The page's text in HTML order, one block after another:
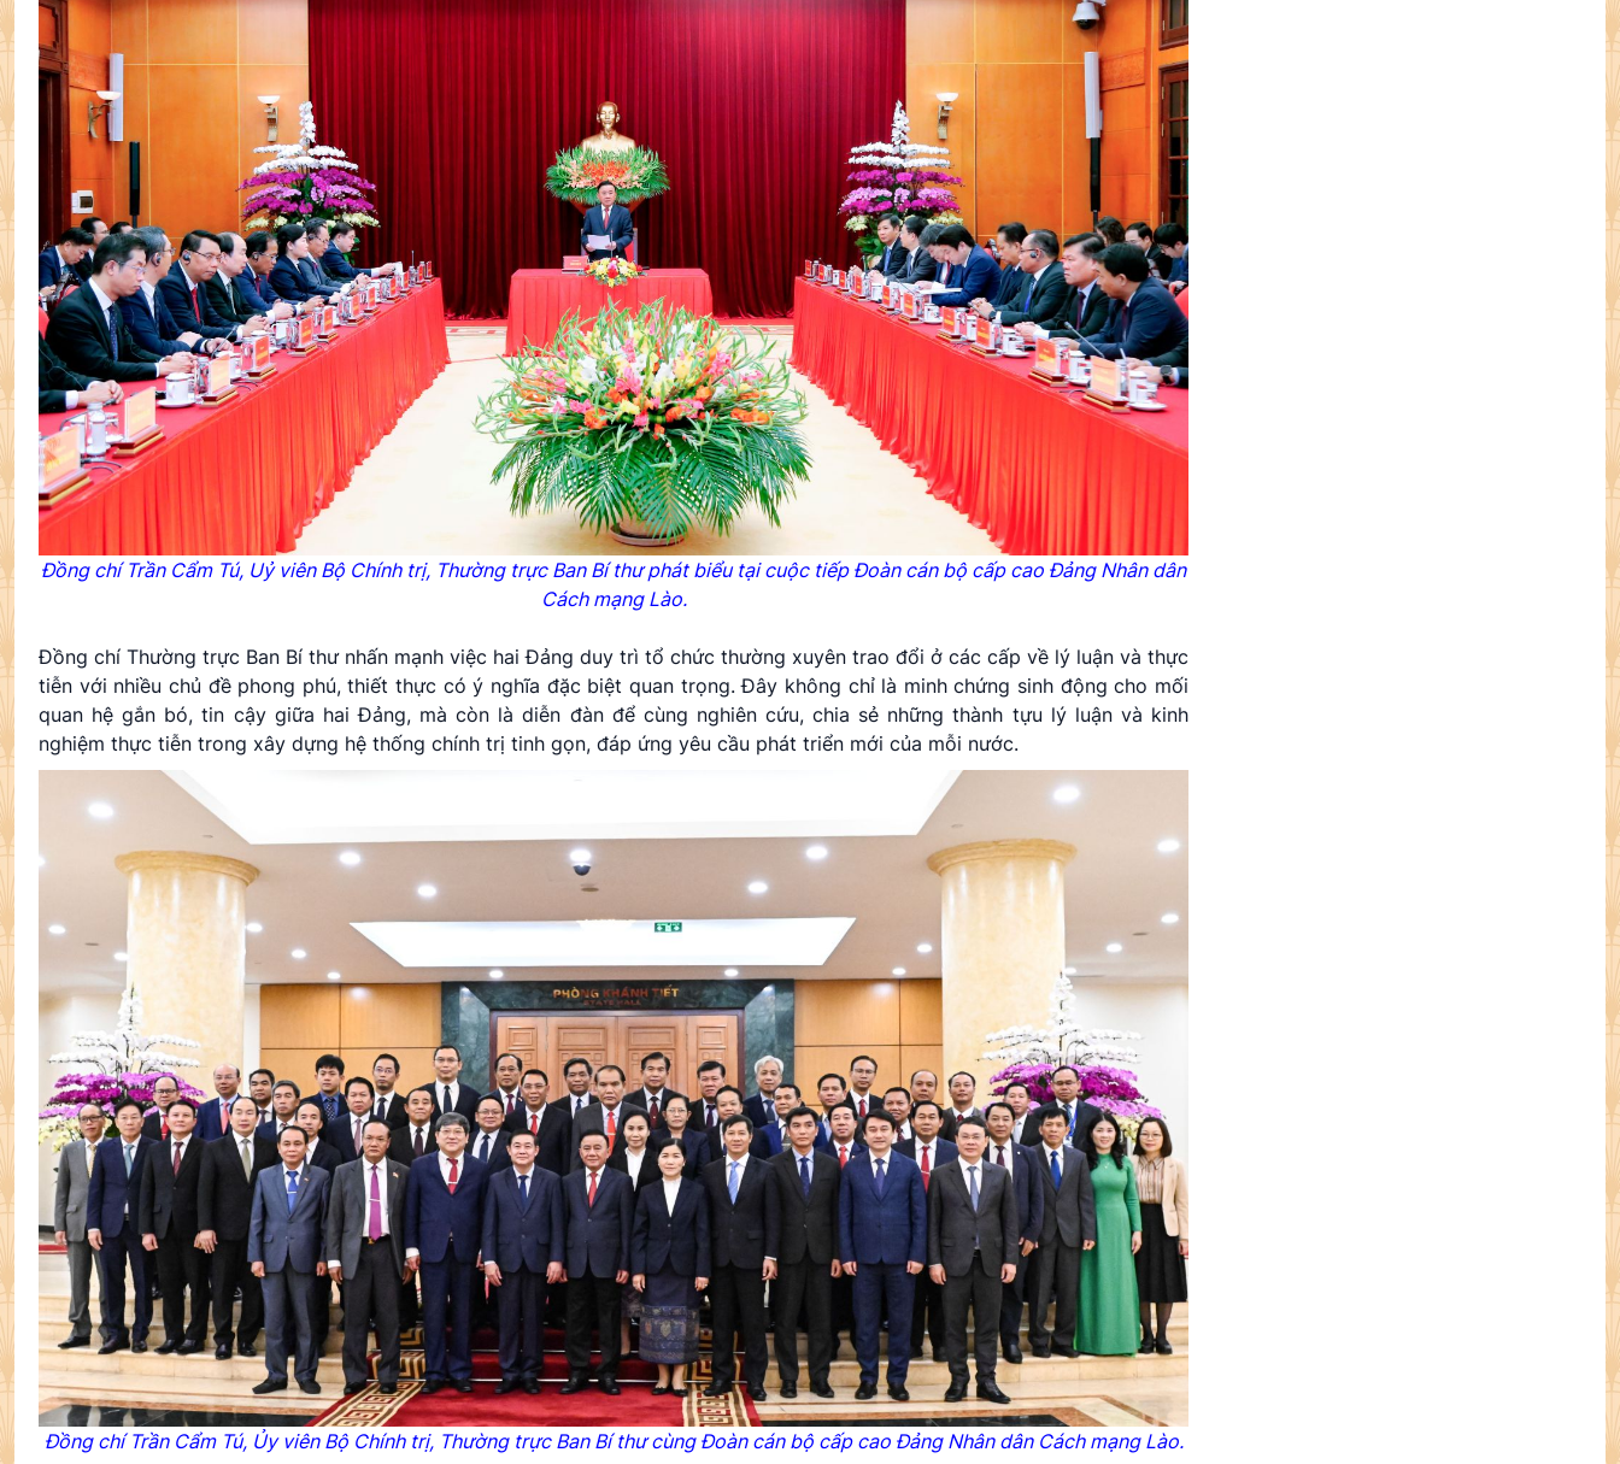
Đồng chí Trần Cẩm Tú, Uỷ viên Bộ Chính trị, Thường trực Ban Bí thư phát biểu tại cuộc tiếp Đoàn cán bộ cấp cao Đảng Nhân dân
Cách mạng Lào.
Đồng chí Thường trực Ban Bí thư nhấn mạnh việc hai Đảng duy trì tổ chức thường xuyên trao đổi ở các cấp về lý luận và thực
tiễn với nhiều chủ đề phong phú, thiết thực có ý nghĩa đặc biệt quan trọng. Đây không chỉ là minh chứng sinh động cho mối
quan hệ gắn bó, tin cậy giữa hai Đảng, mà còn là diễn đàn để cùng nghiên cứu, chia sẻ những thành tựu lý luận và kinh
nghiệm thực tiễn trong xây dựng hệ thống chính trị tinh gọn, đáp ứng yêu cầu phát triển mới của mỗi nước.
Đồng chí Trần Cẩm Tú, Ủy viên Bộ Chính trị, Thường trực Ban Bí thư cùng Đoàn cán bộ cấp cao Đảng Nhân dân Cách mạng Lào.